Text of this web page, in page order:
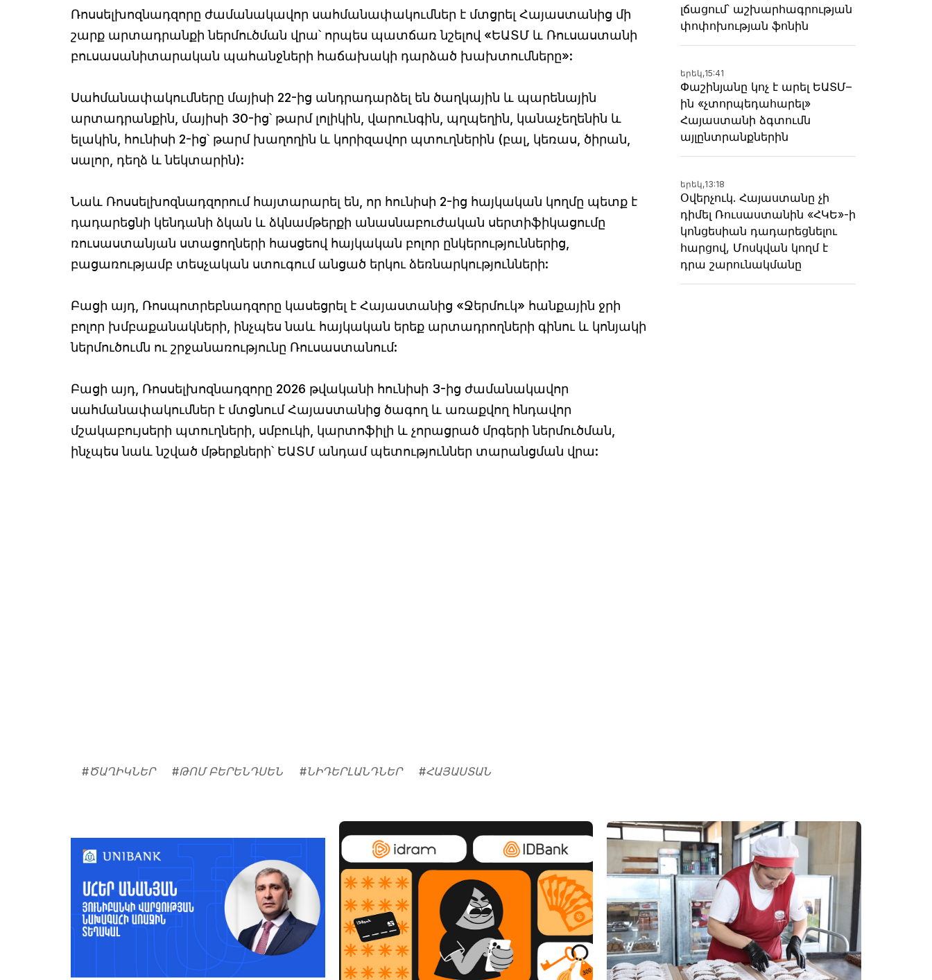
Ռոսսելխոզնադզորը ժամանակավոր սահմանափակումներ է մտցրել Հայաստանից մի
շարք արտադրանքի ներմուծման վրա՝ որպես պատճառ նշելով «ԵԱՏՄ և Ռուսաստանի
բուսասանիտարական պահանջների հաճախակի դարձած խախտումները»:
Սահմանափակումները մայիսի 22-ից անդրադարձել են ծաղկային և պարենային
արտադրանքին, մայիսի 30-ից՝ թարմ լոլիկին, վարունգին, պղպեղին, կանաչեղենին և
ելակին, հունիսի 2-ից՝ թարմ խաղողին և կորիզավոր պտուղներին (բալ, կեռաս, ծիրան,
սալոր, դեղձ և նեկտարին):
Նաև Ռոսսելխոզնադզորում հայտարարել են, որ հունիսի 2-ից հայկական կողմը պետք է
դադարեցնի կենդանի ձկան և ձկնամթերքի անասնաբուժական սերտիֆիկացումը
ռուսաստանյան ստացողների հասցեով հայկական բոլոր ընկերություններից,
բացառությամբ տեսչական ստուգում անցած երկու ձեռնարկությունների:
Բացի այդ, Ռոսպոտրեբնադզորը կասեցրել է Հայաստանից «Ջերմուկ» հանքային ջրի
բոլոր խմբաքանակների, ինչպես նաև հայկական երեք արտադրողների գինու և կոնյակի
ներմուծումն ու շրջանառությունը Ռուսաստանում:
Բացի այդ, Ռոսսելխոզնադզորը 2026 թվականի հունիսի 3-ից ժամանակավոր
սահմանափակումներ է մտցնում Հայաստանից ծագող և առաքվող հնդավոր
մշակաբույսերի պտուղների, սմբուկի, կարտոֆիլի և չորացրած մրգերի ներմուծման,
ինչպես նաև նշված մթերքների՝ ԵԱՏՄ անդամ պետություններ տարանցման վրա:
#ԾԱՂԻԿՆԵՐ #ԹՈՄ ԲԵՐԵՆԴՍԵՆ #ՆԻԴԵՐԼԱՆԴՆԵՐ #ՀԱՅԱՍՏԱՆ
լճացում՝ աշխարհագրության
փոփոխության ֆոնին
երեկ,15:41
Փաշինյանը կոչ է արել ԵԱՏՄ–
ին «չտորպեդահարել»
Հայաստանի ձգտումն
այլընտրանքներին
երեկ,13:18
Օվերչուկ. Հայաստանը չի
դիմել Ռուսաստանին «ՀԿԵ»-ի
կոնցեսիան դադարեցնելու
հարցով, Մոսկվան կողմ է
դրա շարունակմանը